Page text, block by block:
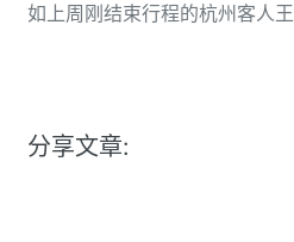
如上周刚结束行程的杭州客人
分享文章: